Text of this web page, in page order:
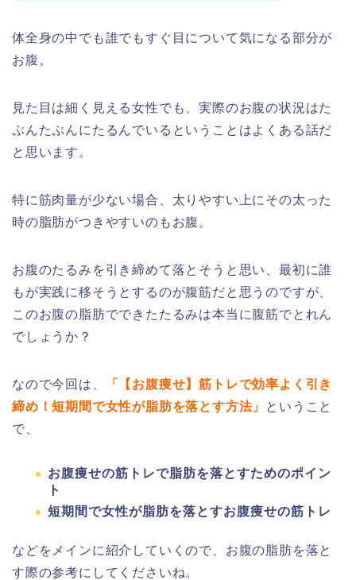
体全身の中でも誰でもすぐ目について気になる部分が
お腹。
見た目は細く見える女性でも、実際のお腹の状況はた
ぷんたぷんにたるんでいるということはよくある話だ
と思います。
特に筋肉量が少ない場合、太りやすい上にその太った
時の脂肪がつきやすいのもお腹。
お腹のたるみを引き締めて落とそうと思い、最初に誰
もが実践に移そうとするのが腹筋だと思うのですが、
このお腹の脂肪でできたたるみは本当に腹筋でとれん
でしょうか？
なので今回は、
「【お腹痩せ】筋トレで効率よく引き
締め！短期間で女性が脂肪を落とす方法」
ということ
で、
お腹痩せの筋トレで脂肪を落とすためのポイン
ト
短期間で女性が脂肪を落とすお腹痩せの筋トレ
などをメインに紹介していくので、お腹の脂肪を落と
す際の参考にしてくださいね。